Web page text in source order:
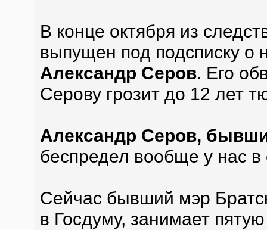
В конце октября из
выпущен под подсписку о
Александр Серов. Его
Серову грозит до 12 лет
Александр Серов,
беспредел вообще у нас
Сейчас бывший мэр
в Госдуму, занимает